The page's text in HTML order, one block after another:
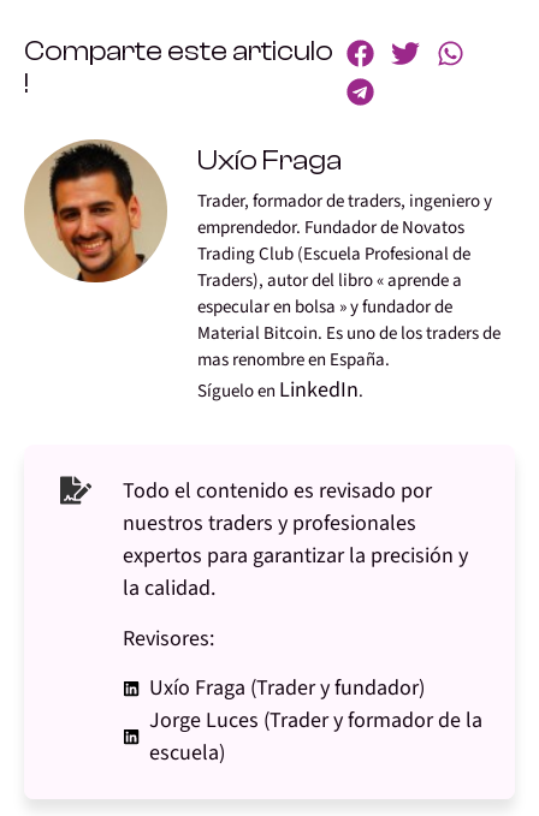
Comparte este articulo
!
Uxío Fraga
Trader, formador de traders, ingeniero y
emprendedor. Fundador de Novatos
Trading Club (Escuela Profesional de
Traders), autor del libro « aprende a
especular en bolsa » y fundador de
Material Bitcoin. Es uno de los traders de
mas renombre en España.
Síguelo en LinkedIn.
Todo el contenido es revisado por
nuestros traders y profesionales
expertos para garantizar la precisión y
la calidad.
Revisores:
Uxío Fraga (Trader y fundador)
Jorge Luces (Trader y formador de la
escuela)